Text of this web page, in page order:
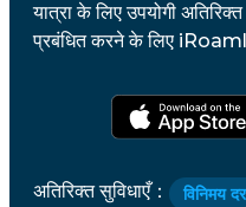
यात्रा के लिए उपयोगी
प्रबंधित करने के लिए
अतिरिक्त सुविधाएँ： विनिमय